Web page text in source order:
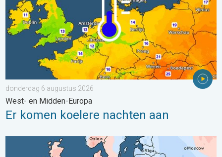
donderdag 6 augustus 2026
West- en Midden-Europa
Er komen koelere nachten aan
Grote weersverschillen in juli. Tweedeling Europa. . .